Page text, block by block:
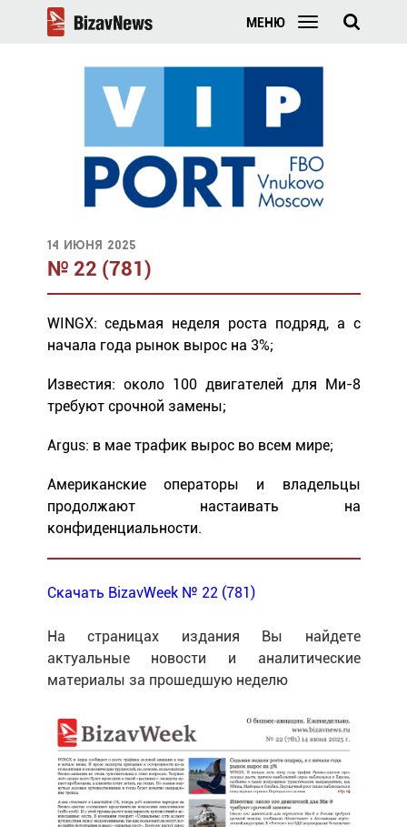
МЕНЮ
14 июня 2025
№ 22 (781)
WINGX: седьмая неделя роста подряд, а с
начала года рынок вырос на 3%;
Известия: около 100 двигателей для Ми-8
требуют срочной замены;
Argus: в мае трафик вырос во всем мире;
Американские операторы и владельцы
продолжают настаивать на
конфиденциальности.
Скачать BizavWeek № 22 (781)
На страницах издания Вы найдете
актуальные новости и аналитические
материалы за прошедшую неделю